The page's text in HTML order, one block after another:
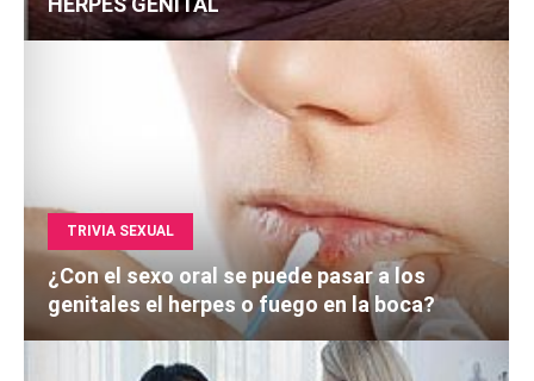
TRIVIA SEXUAL
¿Con el sexo oral se puede pasar a los
genitales el herpes o fuego en la boca?